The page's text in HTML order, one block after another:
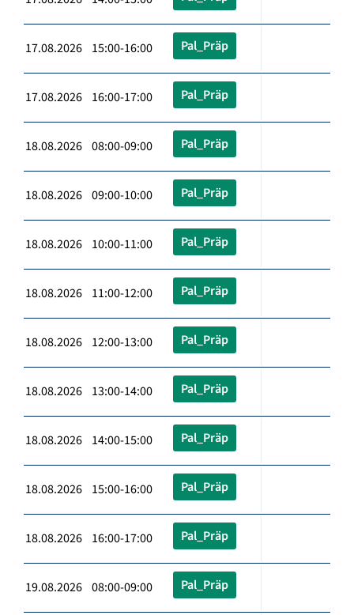
17.08.2026 15:00-16:00 Pal_Präp
17.08.2026 16:00-17:00 Pal_Präp
18.08.2026 08:00-09:00 Pal_Präp
18.08.2026 09:00-10:00 Pal_Präp
18.08.2026 10:00-11:00 Pal_Präp
18.08.2026 11:00-12:00 Pal_Präp
18.08.2026 12:00-13:00 Pal_Präp
18.08.2026 13:00-14:00 Pal_Präp
18.08.2026 14:00-15:00 Pal_Präp
18.08.2026 15:00-16:00 Pal_Präp
18.08.2026 16:00-17:00 Pal_Präp
19.08.2026 08:00-09:00 Pal_Präp